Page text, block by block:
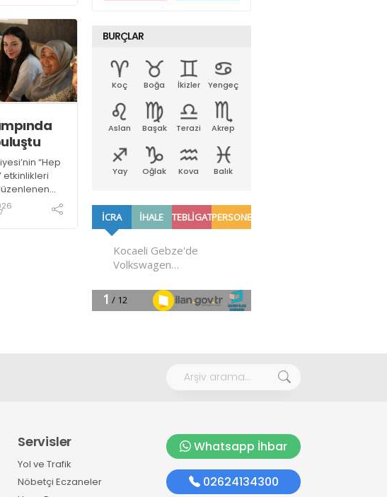
balık
ederek
mümkün
“Hep
etkinlikleri
Kampı’na
Kocaeli
BURÇLAR
Koç Boğa İkizler Yengeç
Aslan Başak Terazi Akrep
Yay Oğlak Kova Balık
Servisler
Yol ve Trafik
Nöbetçi Eczaneler
Whatsapp İhbar
02624134300